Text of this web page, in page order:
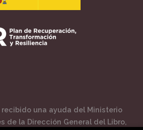
una ayuda del Ministerio
de la Dirección General del Libro,